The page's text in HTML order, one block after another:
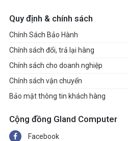
Quy định & chính sách
Chính Sách Bảo Hành
Chính sách đổi, trả lại hàng
Chính sách cho doanh nghiệp
Chính sách vận chuyển
Bảo mật thông tin khách hàng
Cộng đồng Gland Computer
Facebook